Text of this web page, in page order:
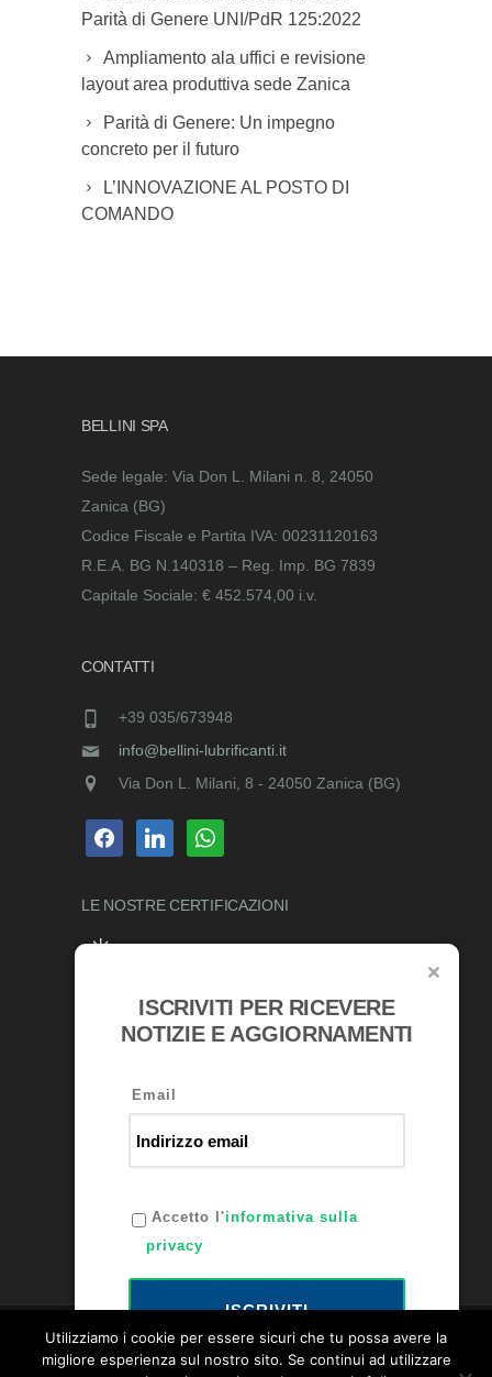
Parità di Genere UNI/PdR 125:2022
Ampliamento ala uffici e revisione
layout area produttiva sede Zanica
Parità di Genere: Un impegno
concreto per il futuro
L’INNOVAZIONE AL POSTO DI
COMANDO
BELLINI SPA
Sede legale: Via Don L. Milani n. 8, 24050
Zanica (BG)
Codice Fiscale e Partita IVA: 00231120163
R.E.A. BG N.140318 – Reg. Imp. BG 7839
Capitale Sociale: € 452.574,00 i.v.
CONTATTI
+39 035/673948
info@bellini-lubrificanti.it
Via Don L. Milani, 8 - 24050 Zanica (BG)
facebooklinkedin whatsapp
LE NOSTRECERTIFICAZIONI
RICONOSCIMENTI
ISCRIVITI PER RICEVERE
NOTIZIE E AGGIORNAMENTI
Email
Accetto l'informativa sulla
privacy
ISCRIVITI
Utilizziamo i cookie per essere sicuri che tu possa avere la
migliore esperienza sul nostro sito. Se continui ad utilizzare